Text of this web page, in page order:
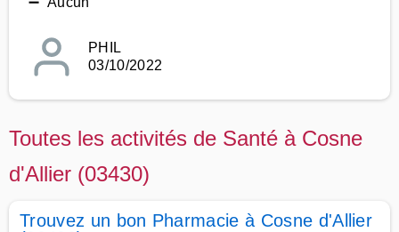
PHIL
03/10/2022
Toutes les activités de Santé à Cosne
d'Allier (03430)
Trouvez un bon Pharmacie à Cosne d'Allier